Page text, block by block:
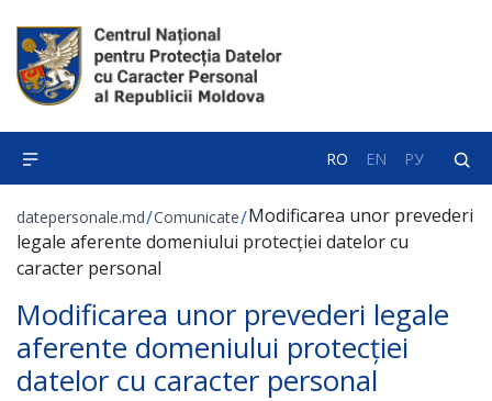
RO EN РУ
datepersonale.md/Comunicate/Modificarea unor prevederi
legale aferente domeniului protecției datelor cu
caracter personal
Modificarea unor prevederi legale
aferente domeniului protecției
datelor cu caracter personal